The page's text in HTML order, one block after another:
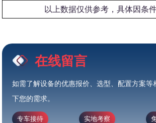
以上数据仅供参考，具体因条件
在线留言
如需了解设备的优惠报价、选型、配置方案等
下您的需求。
专车接待 实地考察